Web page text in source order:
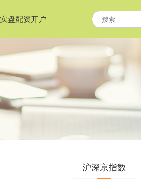
实盘配资开户
沪深京指数